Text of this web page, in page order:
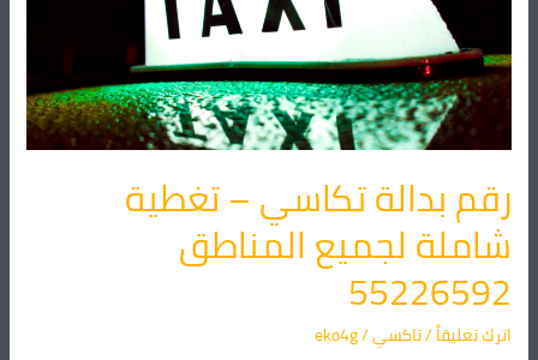
رقم بدالة تكاسي – تغطية
شاملة لجميع المناطق
55226592
اترك تعليقاً/تاكسي/
eko4g
لجميع
المناطق
55226592